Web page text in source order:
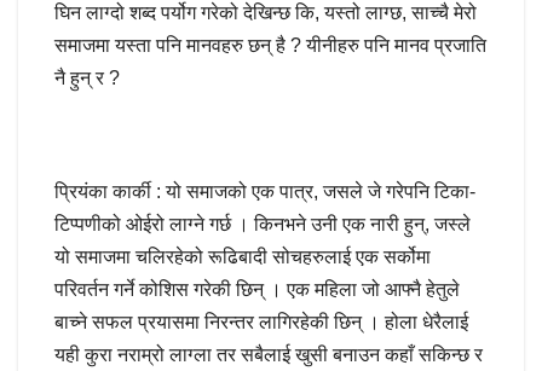
घिन लाग्दो शब्द पर्योग गरेको देखिन्छ कि, यस्तो लाग्छ, साच्चै मेरो
समाजमा यस्ता पनि मानवहरु छन् है ? यीनीहरु पनि मानव प्रजाति
नै हुन् र ?
प्रियंका कार्की : यो समाजको एक पात्र, जसले जे गरेपनि टिका-
टिप्पणीको ओईरो लाग्ने गर्छ । किनभने उनी एक नारी हुन्, जस्ले
यो समाजमा चलिरहेको रूढिबादी सोचहरुलाई एक सर्कोमा
परिवर्तन गर्ने कोशिस गरेकी छिन् । एक महिला जो आफ्नै हेतुले
बाच्ने सफल प्रयासमा निरन्तर लागिरहेकी छिन् । होला धेरैलाई
यही कुरा नराम्रो लाग्ला तर सबैलाई खुसी बनाउन कहाँ सकिन्छ र